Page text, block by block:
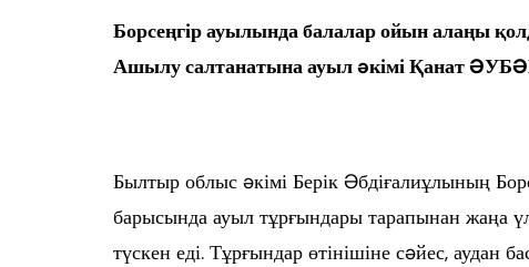
Борсеңгір ауылында балалар ойын алаңы
Ашылу салтанатына ауыл əкімі Қанат
Былтыр облыс əкімі Берік Əбдіғалиұлының
барысында ауыл тұрғындары тарапынан жаңа
түскен еді. Тұрғындар өтінішіне сəйес,